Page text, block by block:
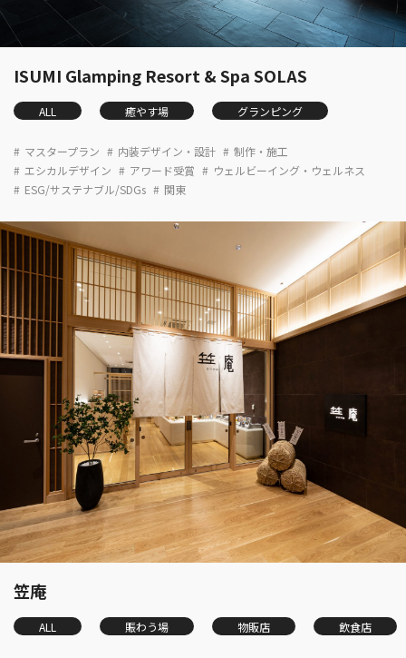
ISUMI Glamping Resort & Spa SOLAS
ALL 癒やす場 グランピング
マスタープラン 内装デザイン・設計
制作・施工
エシカルデザイン
アワード受賞
ウェルビーイング・ウェルネス
ESG/サステナブル/SDGs
関東
笠庵
ALL 賑わう場 物販店 飲食店